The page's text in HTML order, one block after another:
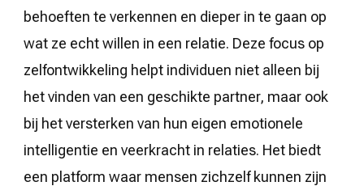
behoeften te verkennen en dieper in te gaan op
wat ze echt willen in een relatie. Deze focus op
zelfontwikkeling helpt individuen niet alleen bij
het vinden van een geschikte partner, maar ook
bij het versterken van hun eigen emotionele
intelligentie en veerkracht in relaties. Het biedt
een platform waar mensen zichzelf kunnen zijn